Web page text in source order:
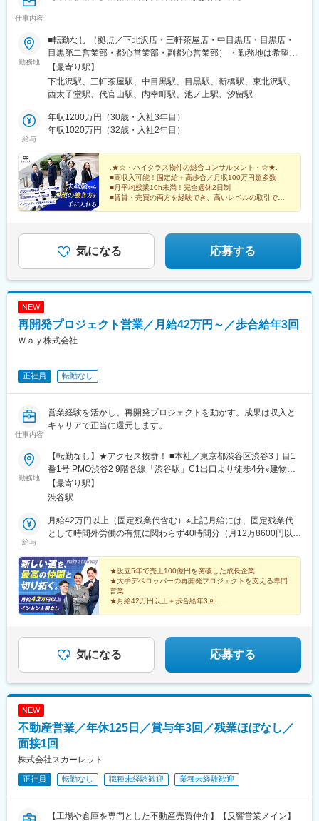
仕事内容
勤務地
■転勤なし （拠点／下北沢店・三軒茶屋店・中目黒店・目黒店・
目黒第二営業部・都心営業部・副都心営業部） ・勤務地は希望と
適性を考慮し決定いたします。 ・転居をともなう転勤はありませ
ん。・拠点を中心に円を描くような営業範囲です。 【所在地】・
下北沢店／東京都世田谷区北沢2-35-2 第3シンヤシキビル2F・三
／東京都目黒区上目黒3-2-2 羊屋ビル4F・目黒店／東京都品川区
上大崎3-3-1 オバタビル6F・目黒第二営業部／東京都品川区上大
ジ新橋4F・副都心営業部／東京都世田谷区北沢2-35-2 第3シンヤ
シキビル2F【受動喫煙対策】屋内全面禁煙（※店舗による）
【最寄り駅】
下北沢駅、三軒茶屋駅、中目黒駅、目黒駅、新橋駅、東北沢駅、
西太子堂駅、代官山駅、内幸町駅、池ノ上駅、汐留駅
給与
年収1200万円（30歳・入社3年目）
年収1020万円（32歳・入社2年目）
.★☆・ハイクラス物件の総合コンサルタント・☆★.
■高収入可能！固定給＋高歩合／月収100万円超多数
■月平均残業10h未満！完全週休2日制
■賃貸・売買の両方を経験でき、高いレベルの取引で成
気になる 応募する
NEW
再開発プロジェクト営業／月給42万円～／歩合給年3回
Ｗａｙ株式会社
正社員 転勤なし
仕事内容
営業経験を活かし、再開発プロジェクトを動かす。成果は収入と
キャリアで正当に還元します。
勤務地
【転勤なし】★アクセス抜群！ ■本社／東京都渋谷区渋谷3丁目1
番1号 PMO渋谷2 9階各線「渋谷駅」C1出口より徒歩4分※建物名
の2はローマ数字※受動喫煙対策：オフィス内分煙（オフィス内に
喫煙ボックスあり）
【最寄り駅】
渋谷駅
給与
月給42万円以上（固定残業代含む）※上記月給には、固定残業代
として時間外労働の有無に関わらず40時間分（月12万8600円以
元！／★歩合給は年3回支給（2月・7月・11月）当社は利益を社
員へしっかり還元する方針です。成果は歩合給として年3回支給
し、頑張りを正当に評価します。★入社2年目で年収3000万円の
実績あり！成果次第で年収1000万円以上、さらにその先も十分に
目指せる環境です。 ＜高収入を実現できる理由＞当社は、大手デ
性の高い事業を展開しています。競合の少ない領域だからこそ利
益を確保しやすく、その利益を歩合給として社員へ還元。成果を
上げた分だけ収入に反映される評価制度が、高収入を実現できる
理由です。
★設立5年で売上100億円を突破した成長企業
★大手デベロッパーの再開発プロジェクトを支える専門
営業
★月給42万円以上＋歩合給年3回
気になる 応募する
NEW
不動産営業／年休125日／賞与年3回／残業ほぼなし／
面接1回
株式会社スカーレット
正社員 転勤なし 職種未経験歓迎 業種未経験歓迎
【工場や倉庫を専門とした不動産売買仲介】【反響営業メイン】